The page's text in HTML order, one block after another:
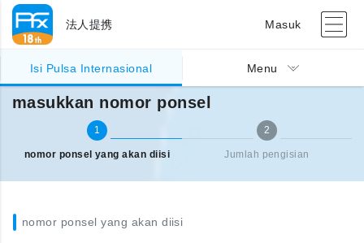
法人提携 Masuk
Isi Pulsa Internasional Menu
Pengisian pulsa Internasional masukkan nomor ponsel
masukkan nomor ponsel
1
nomor ponsel yang akan diisi
2
Jumlah pengisian
nomor ponsel yang akan diisi